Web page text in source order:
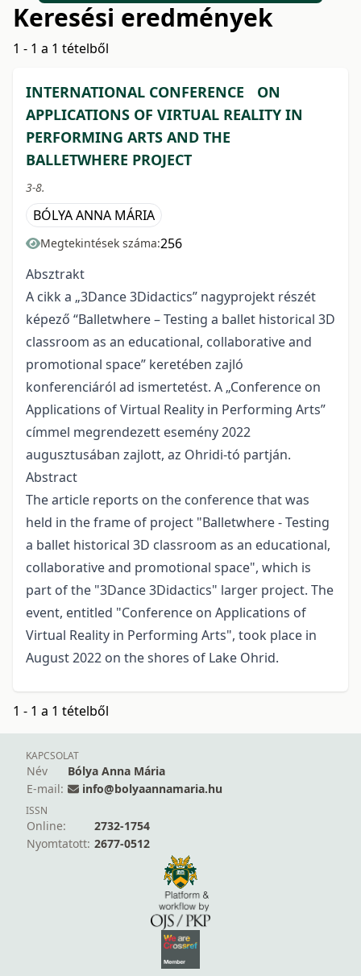
Keresési eredmények
1 - 1 a 1 tételből
INTERNATIONAL CONFERENCE ON
APPLICATIONS OF VIRTUAL REALITY IN
PERFORMING ARTS AND THE
BALLETWHERE PROJECT
3-8.
BÓLYA ANNA MÁRIA
Megtekintések száma:256
Absztrakt
A cikk a „3Dance 3Didactics” nagyprojekt részét
képező “Balletwhere – Testing a ballet historical 3D
classroom as an educational, collaborative and
promotional space” keretében zajló
konferenciáról ad ismertetést. A „Conference on
Applications of Virtual Reality in Performing Arts”
címmel megrendezett esemény 2022
augusztusában zajlott, az Ohridi-tó partján.
Abstract
The article reports on the conference that was
held in the frame of project "Balletwhere - Testing
a ballet historical 3D classroom as an educational,
collaborative and promotional space", which is
part of the "3Dance 3Didactics" larger project. The
event, entitled "Conference on Applications of
Virtual Reality in Performing Arts", took place in
August 2022 on the shores of Lake Ohrid.
1 - 1 a 1 tételből
KAPCSOLAT
Név
Bólya Anna Mária
E-mail:
info@bolyaannamaria.hu
ISSN
Online:
2732-1754
Nyomtatott: 2677-0512